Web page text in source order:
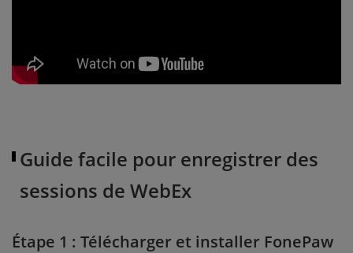
Guide facile pour enregistrer des
sessions de WebEx
Étape 1 : Télécharger et installer FonePaw